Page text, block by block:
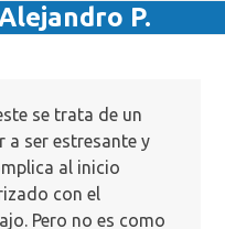
P.
se trata de un
a ser estresante y
al inicio
con el
Pero no es como